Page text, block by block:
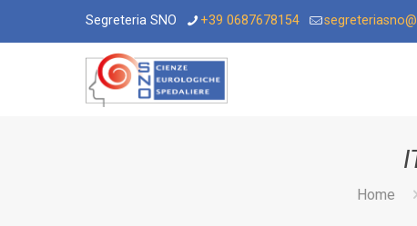
Segreteria SNO +39 0687678154
Home